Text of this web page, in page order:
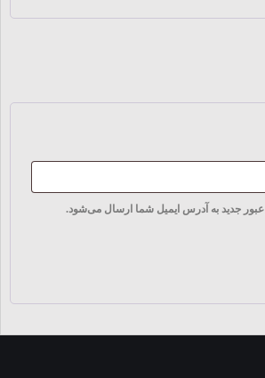
عبور جدید به آدرس ایمیل شما ارسال می‌شود.